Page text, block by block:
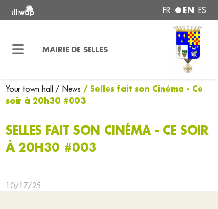
FR EN ES
MAIRIE DE SELLES
Your town hall / News / Selles fait son Cinéma - Ce
soir à 20h30 #003
SELLES FAIT SON CINÉMA - CE SOIR
À 20H30 #003
10/17/25